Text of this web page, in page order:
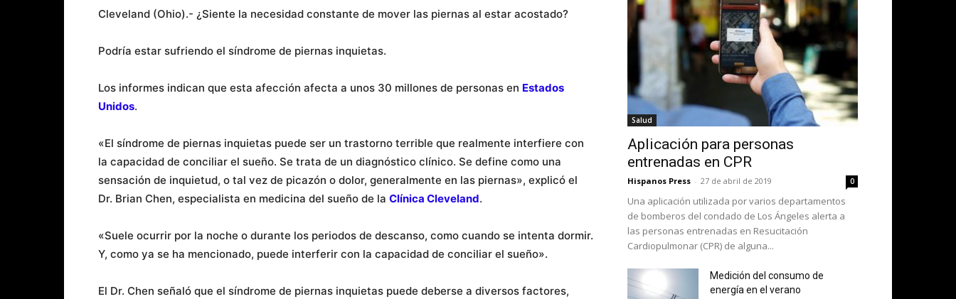
Cleveland (Ohio).- ¿Siente la necesidad constante de mover las piernas al estar acostado?
Podría estar sufriendo el síndrome de piernas inquietas.
Los informes indican que esta afección afecta a unos 30 millones de personas en Estados
Unidos.
«El síndrome de piernas inquietas puede ser un trastorno terrible que realmente interfiere con
la capacidad de conciliar el sueño. Se trata de un diagnóstico clínico. Se define como una
sensación de inquietud, o tal vez de picazón o dolor, generalmente en las piernas», explicó el
Dr. Brian Chen, especialista en medicina del sueño de la Clínica Cleveland.
«Suele ocurrir por la noche o durante los periodos de descanso, como cuando se intenta dormir.
Y, como ya se ha mencionado, puede interferir con la capacidad de conciliar el sueño».
El Dr. Chen señaló que el síndrome de piernas inquietas puede deberse a diversos factores,
Salud
Aplicación para personas
entrenadas en CPR
Hispanos Press - 27 de abril de 2019 0
Una aplicación utilizada por varios departamentos
de bomberos del condado de Los Ángeles alerta a
las personas entrenadas en Resucitación
Cardiopulmonar (CPR) de alguna...
Medición del consumo de
energía en el verano